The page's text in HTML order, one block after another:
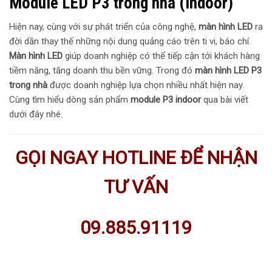
Hiện nay, cùng với sự phát triển của công nghệ, màn hình LED ra
đời dần thay thế những nội dung quảng cáo trên ti vi, báo chí.
Màn hình LED giúp doanh nghiệp có thể tiếp cận tới khách hàng
tiềm năng, tăng doanh thu bền vững. Trong đó màn hình LED P3
trong nhà được doanh nghiệp lựa chọn nhiều nhất hiện nay.
Cùng tìm hiểu dòng sản phẩm module P3 indoorqua bài viết
dưới đây nhé.
GỌI NGAY HOTLINE ĐỂ NHẬN
TƯ VẤN
09.885.91119